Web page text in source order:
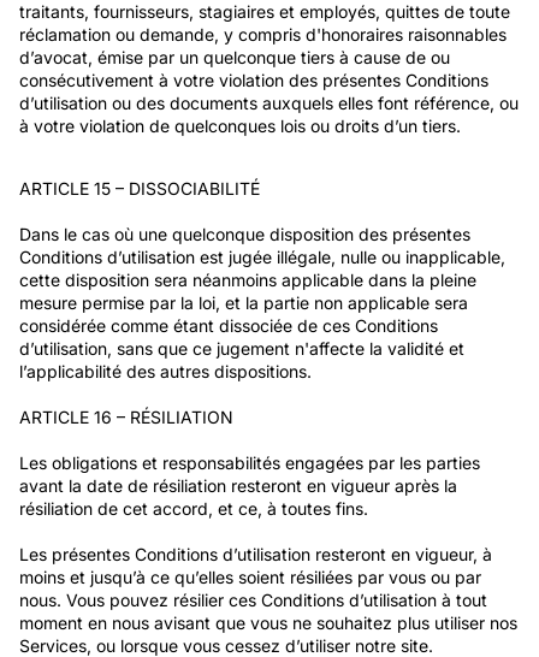
traitants, fournisseurs, stagiaires et employés, quittes de toute
réclamation ou demande, y compris d'honoraires raisonnables
d’avocat, émise par un quelconque tiers à cause de ou
consécutivement à votre violation des présentes Conditions
d’utilisation ou des documents auxquels elles font référence, ou
à votre violation de quelconques lois ou droits d’un tiers.
ARTICLE 15 – DISSOCIABILITÉ
Dans le cas où une quelconque disposition des présentes
Conditions d’utilisation est jugée illégale, nulle ou inapplicable,
cette disposition sera néanmoins applicable dans la pleine
mesure permise par la loi, et la partie non applicable sera
considérée comme étant dissociée de ces Conditions
d’utilisation, sans que ce jugement n'affecte la validité et
l’applicabilité des autres dispositions.
ARTICLE 16 – RÉSILIATION
Les obligations et responsabilités engagées par les parties
avant la date de résiliation resteront en vigueur après la
résiliation de cet accord, et ce, à toutes fins.
Les présentes Conditions d’utilisation resteront en vigueur, à
moins et jusqu’à ce qu’elles soient résiliées par vous ou par
nous. Vous pouvez résilier ces Conditions d’utilisation à tout
moment en nous avisant que vous ne souhaitez plus utiliser nos
Services, ou lorsque vous cessez d’utiliser notre site.